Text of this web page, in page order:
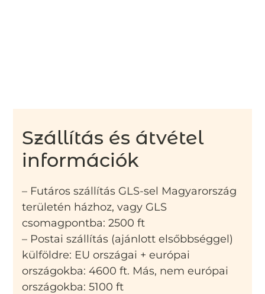
Szállítás és átvétel
információk
– Futáros szállítás GLS-sel Magyarország
területén házhoz, vagy GLS
csomagpontba: 2500 ft
– Postai szállítás (ajánlott elsőbbséggel)
külföldre: EU országai + európai
országokba: 4600 ft. Más, nem európai
országokba: 5100 ft